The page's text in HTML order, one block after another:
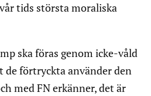
tids största moraliska
ska föras genom icke-våld
de förtryckta använder den
med FN erkänner, det är